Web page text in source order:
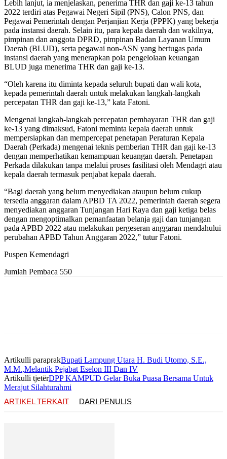
Lebih lanjut, ia menjelaskan, penerima THR dan gaji ke-13 tahun
2022 terdiri atas Pegawai Negeri Sipil (PNS), Calon PNS, dan
Pegawai Pemerintah dengan Perjanjian Kerja (PPPK) yang bekerja
pada instansi daerah. Selain itu, para kepala daerah dan wakilnya,
pimpinan dan anggota DPRD, pimpinan Badan Layanan Umum
Daerah (BLUD), serta pegawai non-ASN yang bertugas pada
instansi daerah yang menerapkan pola pengelolaan keuangan
BLUD juga menerima THR dan gaji ke-13.
“Oleh karena itu diminta kepada seluruh bupati dan wali kota,
kepada pemerintah daerah untuk melakukan langkah-langkah
percepatan THR dan gaji ke-13,” kata Fatoni.
Mengenai langkah-langkah percepatan pembayaran THR dan gaji
ke-13 yang dimaksud, Fatoni meminta kepala daerah untuk
mempersiapkan dan mempercepat penetapan Peraturan Kepala
Daerah (Perkada) mengenai teknis pemberian THR dan gaji ke-13
dengan memperhatikan kemampuan keuangan daerah. Penetapan
Perkada dilakukan tanpa melalui proses fasilitasi oleh Mendagri atau
kepala daerah termasuk penjabat kepala daerah.
“Bagi daerah yang belum menyediakan ataupun belum cukup
tersedia anggaran dalam APBD TA 2022, pemerintah daerah segera
menyediakan anggaran Tunjangan Hari Raya dan gaji ketiga belas
dengan mengoptimalkan pemanfaatan belanja gaji dan tunjangan
pada APBD 2022 atau melakukan pergeseran anggaran mendahului
perubahan APBD Tahun Anggaran 2022,” tutur Fatoni.
Puspen Kemendagri
Jumlah Pembaca 550
Artikulli paraprakBupati Lampung Utara H. Budi Utomo, S.E.,
M.M.,Melantik Pejabat Eselon III Dan IV
Artikulli tjetërDPP KAMPUD Gelar Buka Puasa Bersama Untuk
Merajut Silahturahmi
ARTIKEL TERKAIT
DARI PENULIS